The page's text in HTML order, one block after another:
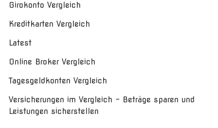
Girokonto Vergleich
Kreditkarten Vergleich
Latest
Online Broker Vergleich
Tagesgeldkonten Vergleich
Versicherungen im Vergleich – Beträge sparen und
Leistungen sicherstellen